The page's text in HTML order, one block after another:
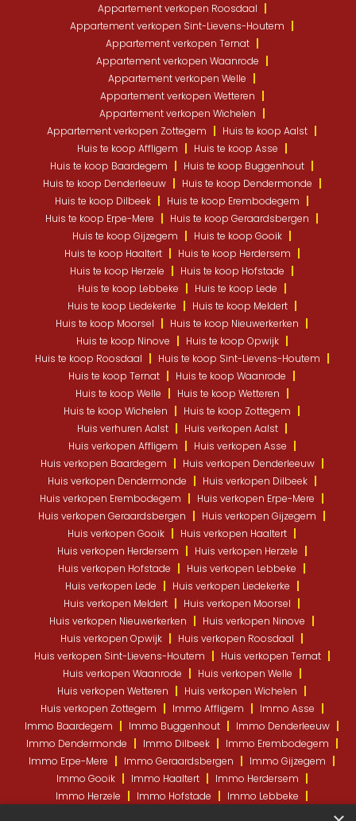
Appartement verkopen Roosdaal
Appartement verkopen Sint-Lievens-Houtem
Appartement verkopen Ternat
Appartement verkopen Waanrode
Appartement verkopen Welle
Appartement verkopen Wetteren
Appartement verkopen Wichelen
Appartement verkopen Zottegem
Huis te koop Aalst
Huis te koop Affligem
Huis te koop Asse
Huis te koop Baardegem
Huis te koop Buggenhout
Huis te koop Denderleeuw
Huis te koop Dendermonde
Huis te koop Dilbeek
Huis te koop Erembodegem
Huis te koop Erpe-Mere
Huis te koop Geraardsbergen
Huis te koop Gijzegem
Huis te koop Gooik
Huis te koop Haaltert
Huis te koop Herdersem
Huis te koop Herzele
Huis te koop Hofstade
Huis te koop Lebbeke
Huis te koop Lede
Huis te koop Liedekerke
Huis te koop Meldert
Huis te koop Moorsel
Huis te koop Nieuwerkerken
Huis te koop Ninove
Huis te koop Opwijk
Huis te koop Roosdaal
Huis te koop Sint-Lievens-Houtem
Huis te koop Ternat
Huis te koop Waanrode
Huis te koop Welle
Huis te koop Wetteren
Huis te koop Wichelen
Huis te koop Zottegem
Huis verhuren Aalst
Huis verkopen Aalst
Huis verkopen Affligem
Huis verkopen Asse
Huis verkopen Baardegem
Huis verkopen Denderleeuw
Huis verkopen Dendermonde
Huis verkopen Dilbeek
Huis verkopen Erembodegem
Huis verkopen Erpe-Mere
Huis verkopen Geraardsbergen
Huis verkopen Gijzegem
Huis verkopen Gooik
Huis verkopen Haaltert
Huis verkopen Herdersem
Huis verkopen Herzele
Huis verkopen Hofstade
Huis verkopen Lebbeke
Huis verkopen Lede
Huis verkopen Liedekerke
Huis verkopen Meldert
Huis verkopen Moorsel
Huis verkopen Nieuwerkerken
Huis verkopen Ninove
Huis verkopen Opwijk
Huis verkopen Roosdaal
Huis verkopen Sint-Lievens-Houtem
Huis verkopen Ternat
Huis verkopen Waanrode
Huis verkopen Welle
Huis verkopen Wetteren
Huis verkopen Wichelen
Huis verkopen Zottegem
Immo Affligem
Immo Asse
Immo Baardegem
Immo Buggenhout
Immo Denderleeuw
Immo Dendermonde
Immo Dilbeek
Immo Erembodegem
Immo Erpe-Mere
Immo Geraardsbergen
Immo Gijzegem
Immo Gooik
Immo Haaltert
Immo Herdersem
Immo Herzele
Immo Hofstade
Immo Lebbeke